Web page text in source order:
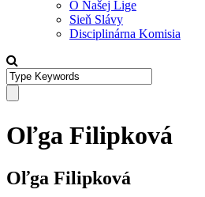
O Našej Lige
Sieň Slávy
Disciplinárna Komisia
Oľga Filipková
Oľga Filipková